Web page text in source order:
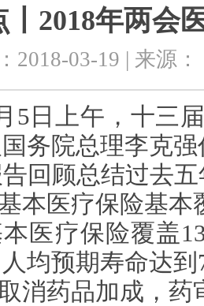
丨2018年两会
2018-03-19 | 来源
5日上午，十三
务院总理李克
回顾总结过去五
本医疗保险基本
医疗保险覆盖
均预期寿命达到
消药品加成，药